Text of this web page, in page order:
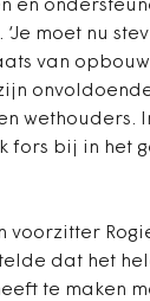
en
moet nu
van
wethouders.
fors bij in het
voorzitter
dat het
te maken